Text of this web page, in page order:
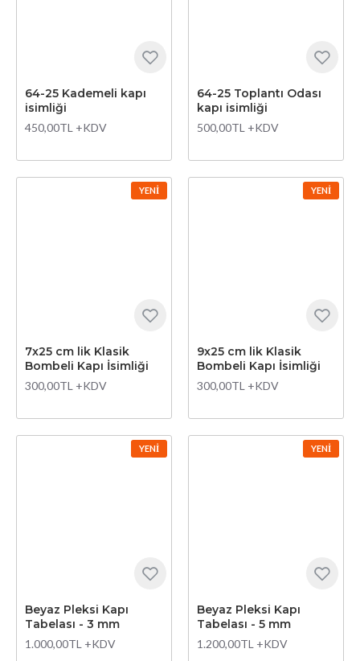
64-25 Kademeli kapı
isimliği
450,00TL +KDV
64-25 Toplantı Odası
kapı isimliği
500,00TL +KDV
YENI
7x25 cm lik Klasik
Bombeli Kapı İsimliği
300,00TL +KDV
YENI
9x25 cm lik Klasik
Bombeli Kapı İsimliği
300,00TL +KDV
YENI
Beyaz Pleksi Kapı
Tabelası - 3 mm
1.000,00TL +KDV
YENI
Beyaz Pleksi Kapı
Tabelası - 5 mm
1.200,00TL +KDV